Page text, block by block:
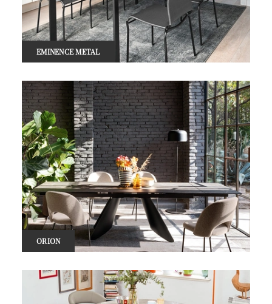
EMINENCE METAL
ORION